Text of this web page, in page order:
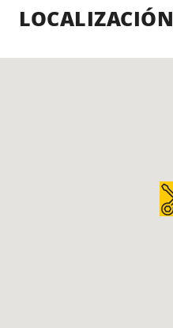
LOCALIZACIÓN